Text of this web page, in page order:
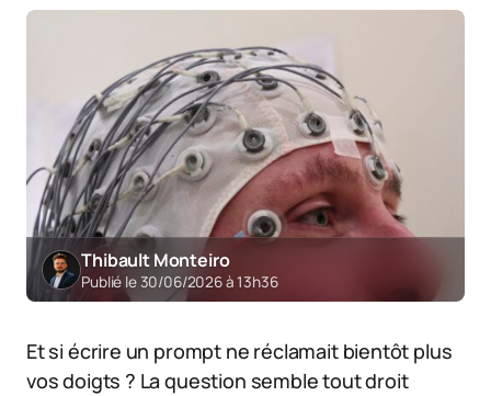
Thibault Monteiro
Publié le 30/06/2026 à 13h36
Et si écrire un prompt ne réclamait bientôt plus
vos doigts ? La question semble tout droit